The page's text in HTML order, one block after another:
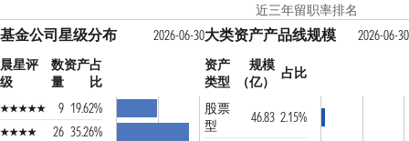
近三年留职率排名
基金公司星级分布
2026-06-30
晨星评
级
数
量
资产占
比
9 19.62%
26 35.26%
大类资产产品线规模
2026-06-30
资产
类型
规模
（亿）
占比
股票
型
46.83 2.15%